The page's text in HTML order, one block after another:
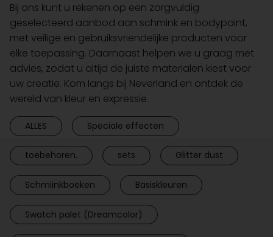
Bij ons kunt u rekenen op een zorgvuldig
geselecteerd aanbod aan schmink en bodypaint,
met veilige en gebruiksvriendelijke producten voor
elke toepassing. Daarnaast helpen we u graag met
advies, zodat u altijd de juiste materialen kiest voor
uw creatie. Kom langs bij Neverland en ontdek de
wereld van kleur en expressie.
ALLES Speciale effecten
toebehoren. sets Glitter dust
Schmiinkboeken Basiskleuren
Swatch palet (Dreamcolor)